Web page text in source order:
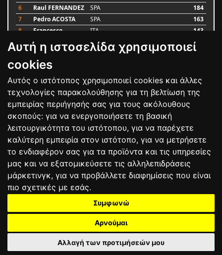
Αυτή η ιστοσελίδα χρησιμοποιεί
cookies
Αυτός ο ιστότοπος χρησιμοποιεί cookies και άλλες
τεχνολογίες παρακολούθησης για τη βελτίωση της
εμπειρίας περιήγησής σας για τους ακόλουθους
σκοπούς: για να ενεργοποιήσετε τη βασική
λειτουργικότητα του ιστότοπου, για να παρέχετε
καλύτερη εμπειρία στον ιστότοπο, για να μετρήσετε
το ενδιαφέρον σας για τα προϊόντα και τις υπηρεσίες
μας και να εξατομικεύσετε τις αλληλεπιδράσεις
μάρκετινγκ, για να προβάλλετε διαφημίσεις που είναι
πιο σχετικές με εσάς.
Συμφωνώ
Αρνούμαι
Αλλαγή των προτιμήσεών μου
6 Raul FERNANDEZ SPA
184
7
Pedro ACOSTA SPA
163
8
Francesco ITA 143
9 Alex MARQUEZ SPA
106
Luca MARINI
Bαθμολογία
ΟΡΟΙ ΧΡΗΣΗΣΠΟΛΙΤΙΚΗ ΠΡΟΣΤΑΣΙΑΣ
ΑΓΩΝΕΣΑΠΟΤΕΛΕΣΜΑΤΑΑΓΟΡΑ